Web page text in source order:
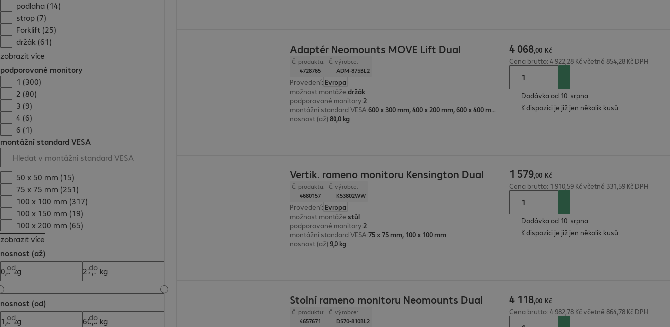
podlaha (14)
strop (7)
Forklift (25)
držák (61)
zobrazit více
podporované monitory
1 (300)
2 (80)
3 (9)
4 (6)
6 (1)
montážní standard VESA
50 x 50 mm (15)
75 x 75 mm (251)
100 x 100 mm (317)
100 x 150 mm (19)
100 x 200 mm (65)
zobrazit více
nosnost (až)
od
do
nosnost (od)
od
do
Adaptér Neomounts MOVE Lift Dual
Č. produktu:
4728765
Č. výrobce:
ADM-875BL2
Provedení: Evropa
možnost montáže:držák
podporované monitory:2
montážní standard VESA:
600 x 300 mm, 400 x 200 mm, 600 x 400 mm, 350 x 350 mm, 800 x 200 mm, 200 x 200 mm, 300 x 100 mm, 600 x 200 mm, 100 x 100 mm, 200 x 400 mm, 100 x 200 mm, 200 x 300 mm, 300 x 300 mm, 500 x 400 mm, 400 x 400 mm, 800 x 400 mm, 400 x 300 mm, 200 x 100 mm, 300 x 200 mm
nosnost (až):80,0 kg
4 068,00 Kč
Cena brutto: 4 922,28 Kč včetně 854,28 Kč DPH
Dodávka od 10. srpna.
K dispozici je již jen několik kusů.
Vertik. rameno monitoru Kensington Dual
Č. produktu:
4680157
Č. výrobce:
K53802WW
Provedení: Evropa
možnost montáže:stůl
podporované monitory:2
montážní standard VESA:75 x 75 mm, 100 x 100 mm
nosnost (až):9,0 kg
1 579,00 Kč
Cena brutto: 1 910,59 Kč včetně 331,59 Kč DPH
Dodávka od 10. srpna.
K dispozici je již jen několik kusů.
Stolní rameno monitoru Neomounts Dual
Č. produktu:
4657671
Č. výrobce:
DS70-810BL2
4 118,00 Kč
Cena brutto: 4 982,78 Kč včetně 864,78 Kč DPH